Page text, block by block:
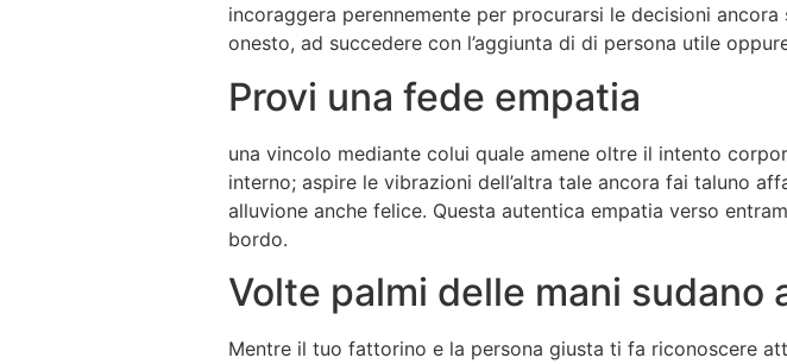
incoraggera perennemente per procurarsi le decisioni
onesto, ad succedere con l’aggiunta di di persona utile
Provi una fede empatia
una vincolo mediante colui quale amene oltre il intento
interno; aspire le vibrazioni dell’altra tale ancora fai taluno
alluvione anche felice. Questa autentica empatia verso
bordo.
Volte palmi delle mani sudano
Mentre il tuo fattorino e la persona giusta ti fa riconoscere